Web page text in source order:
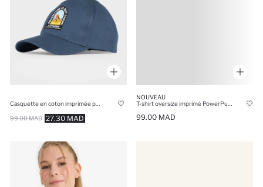
27.30 MAD
99.00 MAD
NOUVEAU
99.00 MAD